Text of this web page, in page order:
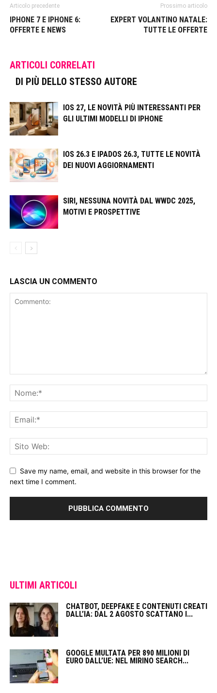
Articolo precedente
IPHONE 7 E IPHONE 6:
OFFERTE E NEWS
Prossimo articolo
EXPERT VOLANTINO NATALE:
TUTTE LE OFFERTE
ARTICOLI CORRELATI
DI PIÙ DELLO STESSO AUTORE
IOS 27, LE NOVITÀ PIÙ INTERESSANTI PER
GLI ULTIMI MODELLI DI IPHONE
IOS 26.3 E IPADOS 26.3, TUTTE LE NOVITÀ
DEI NUOVI AGGIORNAMENTI
SIRI, NESSUNA NOVITÀ DAL WWDC 2025,
MOTIVI E PROSPETTIVE
LASCIA UN COMMENTO
Save my name, email, and website in this browser for the
next time I comment.
ULTIMI ARTICOLI
CHATBOT, DEEPFAKE E CONTENUTI CREATI
DALL’IA: DAL 2 AGOSTO SCATTANO I...
GOOGLE MULTATA PER 890 MILIONI DI
EURO DALL’UE: NEL MIRINO SEARCH...